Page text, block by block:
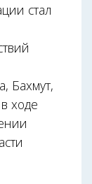
стал
Бахмут,
ходе